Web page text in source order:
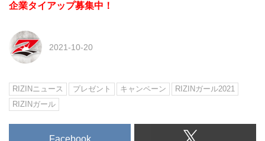
企業タイアップ募集中！
2021-10-20
RIZINニュース プレゼント キャンペーン
RIZINガール2021
RIZINガール